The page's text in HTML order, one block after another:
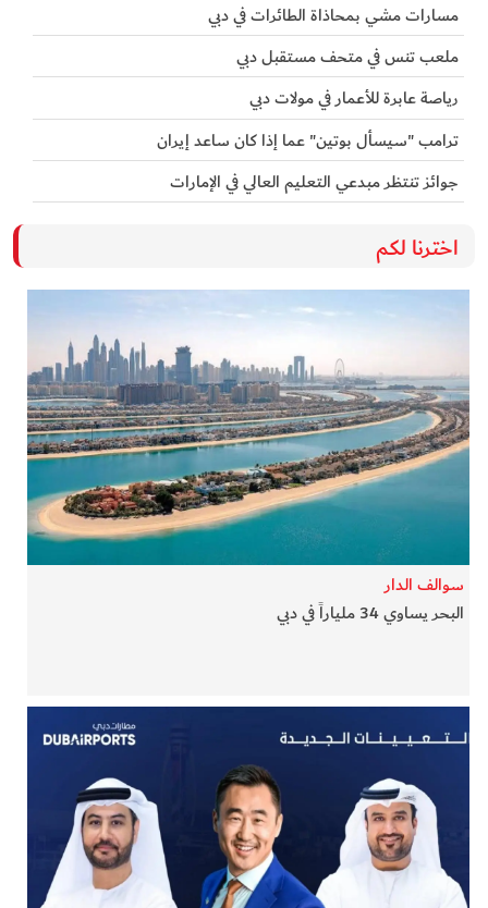
مسارات مشي بمحاذاة الطائرات في دبي
ملعب تنس في متحف مستقبل دبي
رياصة عابرة للأعمار في مولات دبي
ترامب "سيسأل بوتين" عما إذا كان ساعد إيران
جوائز تنتظر مبدعي التعليم العالي في الإمارات
اخترنا لكم
سوالف الدار
البحر يساوي 34 ملياراً في دبي